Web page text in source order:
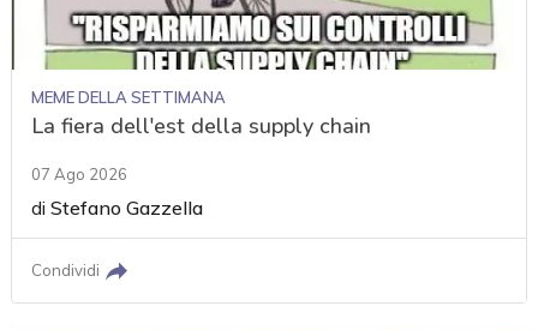
MEME DELLA SETTIMANA
La fiera dell'est della supply chain
07 Ago 2026
diStefano Gazzella
Condividi